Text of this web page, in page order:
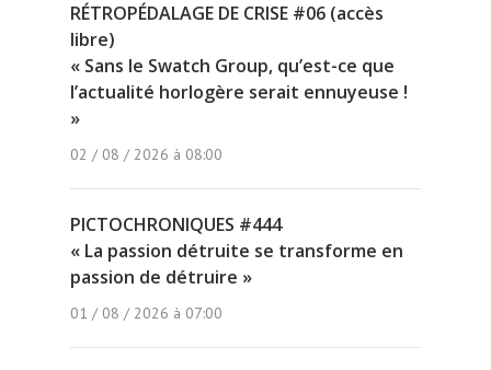
RÉTROPÉDALAGE DE CRISE #06 (accès
libre)
« Sans le Swatch Group, qu’est-ce que
l’actualité horlogère serait ennuyeuse !
»
02 / 08 / 2026 à 08:00
PICTOCHRONIQUES #444
« La passion détruite se transforme en
passion de détruire »
01 / 08 / 2026 à 07:00